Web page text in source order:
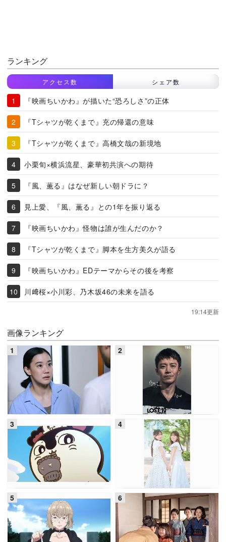
ランキング
アクセス数 シェア数
『映画ちいかわ』が描いた“恐ろしさ”の正体
『Tシャツが乾くまで』充の帰還の意味
『Tシャツが乾くまで』高橋文哉の新境地
小栗旬×横浜流星、豪華初共演への期待
『風、薫る』はなぜ新しい朝ドラに？
見上愛、『風、薫る』との1年を振り返る
『映画ちいかわ』怪物は誰が生んだのか？
『Tシャツが乾くまで』脚本を生方美久が語る
『映画ちいかわ』EDテーマからその後を考察
川﨑桜×小川彩、乃木坂46の未来を語る
19:14更新
画像ランキング